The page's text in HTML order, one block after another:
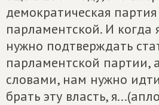
демократическая партия
парламентской. И когда
нужно подтверждать
парламентской партии,
словами, нам нужно
брать эту власть,